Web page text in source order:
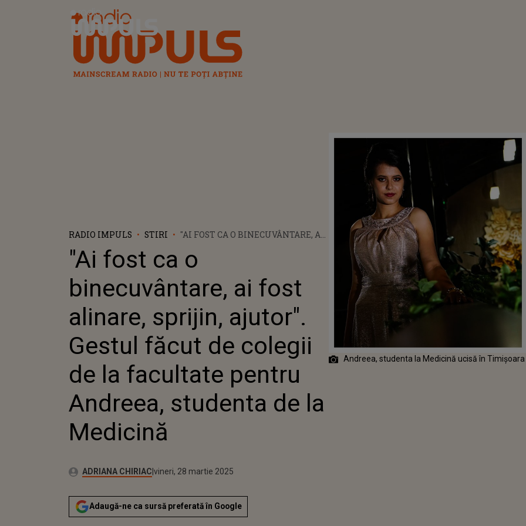
Radio Impuls
RADIO IMPULS STIRI
"AI FOST CA O BINECUVÂNTARE, AI
GESTUL FĂCUT DE COLEGII DE LA
FACULTATE PENTRU ANDREEA,
STUDENTA DE LA MEDICINĂ
"Ai fost ca o
binecuvântare, ai fost
alinare, sprijin, ajutor".
Gestul făcut de colegii
de la facultate pentru
Andreea, studenta de la
Medicină
Autor:ADRIANA CHIRIACPublicat:
joi, 28 martie 2024
Actualizat:
vineri, 28 martie 2025
Adaugă-ne ca sursă preferată în Google
Andreea, studenta la Medicină ucisă în Timișoara